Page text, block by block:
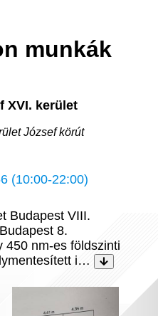
munkák
XVI. kerület
József körút
(10:00-22:00)
Budapest VIII.
8.
450 nm-es földszinti
i…